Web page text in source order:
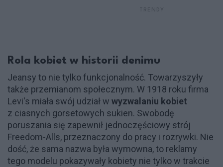
Rola kobiet w historii denimu
Jeansy to nie tylko funkcjonalność. Towarzyszyły
także przemianom społecznym. W 1918 roku firma
Levi's miała swój udział w wyzwalaniu kobiet
z ciasnych gorsetowych sukien. Swobodę
poruszania się zapewnił jednoczęściowy strój
Freedom-Alls, przeznaczony do pracy i rozrywki. Nie
dość, że sama nazwa była wymowna, to reklamy
tego modelu pokazywały kobiety nie tylko w trakcie